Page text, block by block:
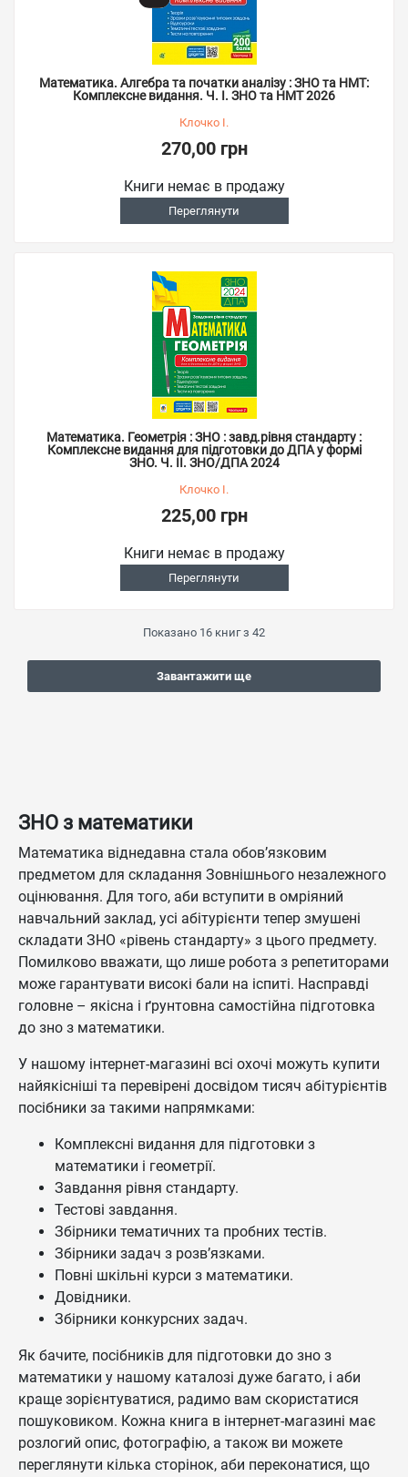
Математика. Алгебра та початки аналізу : ЗНО та НМТ:
Комплексне видання. Ч. І. ЗНО та НМТ 2026
Клочко І.
270,00 грн
Книги немає в продажу
Переглянути
Математика. Геометрія : ЗНО : завд.рівня стандарту :
Комплексне видання для підготовки до ДПА у формі
ЗНО. Ч. ІІ. ЗНО/ДПА 2024
Клочко І.
225,00 грн
Книги немає в продажу
Переглянути
Показано 16 книг з 42
Завантажити ще
ЗНО з математики
Математика віднедавна стала обов’язковим
предметом для складання Зовнішнього незалежного
оцінювання. Для того, аби вступити в омріяний
навчальний заклад, усі абітурієнти тепер змушені
складати ЗНО «рівень стандарту» з цього предмету.
Помилково вважати, що лише робота з репетиторами
може гарантувати високі бали на іспиті. Насправді
головне – якісна і ґрунтовна самостійна підготовка
до зно з математики.
У нашому інтернет-магазині всі охочі можуть купити
найякісніші та перевірені досвідом тисяч абітурієнтів
посібники за такими напрямками:
Комплексні видання для підготовки з
математики і геометрії.
Завдання рівня стандарту.
Тестові завдання.
Збірники тематичних та пробних тестів.
Збірники задач з розв’язками.
Повні шкільні курси з математики.
Довідники.
Збірники конкурсних задач.
Як бачите, посібників для підготовки до зно з
математики у нашому каталозі дуже багато, і аби
краще зорієнтуватися, радимо вам скористатися
пошуковиком. Кожна книга в інтернет-магазині має
розлогий опис, фотографію, а також ви можете
переглянути кілька сторінок, аби переконатися, що